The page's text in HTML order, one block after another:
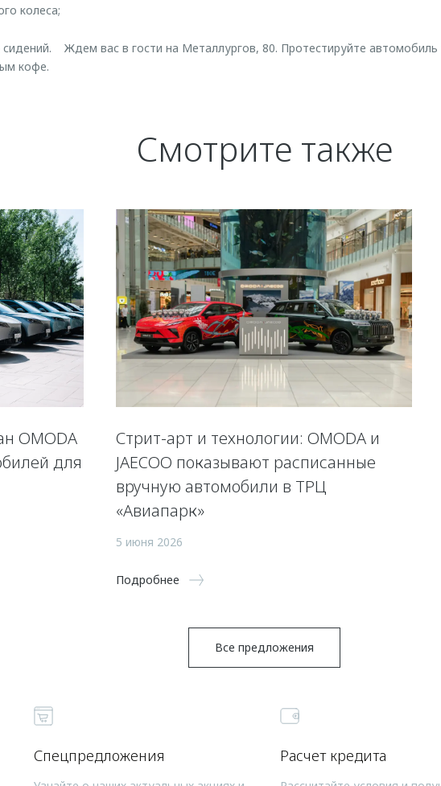
колеса;
сидений. Ждем вас в гости на Металлургов, 80. Протестируйте автомобиль
кофе.
Смотрите также
OMODA
для
Стрит-арт и технологии: OMODA и
JAECOO показывают расписанные
вручную автомобили в ТРЦ
«Авиапарк»
5 июня 2026
Подробнее
Все предложения
Спецпредложения Расчет кредита